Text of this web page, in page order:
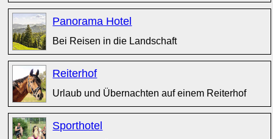
Panorama Hotel
Bei Reisen in die Landschaft
Reiterhof
Urlaub und Übernachten auf einem Reiterhof
Sporthotel